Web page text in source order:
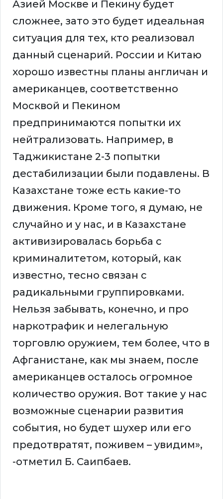
Азией Москве и Пекину будет
сложнее, зато это будет идеальная
ситуация для тех, кто реализовал
данный сценарий. России и Китаю
хорошо известны планы англичан и
американцев, соответственно
Москвой и Пекином
предпринимаются попытки их
нейтрализовать. Например, в
Таджикистане 2-3 попытки
дестабилизации были подавлены. В
Казахстане тоже есть какие-то
движения. Кроме того, я думаю, не
случайно и у нас, и в Казахстане
активизировалась борьба с
криминалитетом, который, как
известно, тесно связан с
радикальными группировками.
Нельзя забывать, конечно, и про
наркотрафик и нелегальную
торговлю оружием, тем более, что в
Афганистане, как мы знаем, после
американцев осталось огромное
количество оружия. Вот такие у нас
возможные сценарии развития
события, но будет шухер или его
предотвратят, поживем – увидим»,
-отметил Б. Саипбаев.